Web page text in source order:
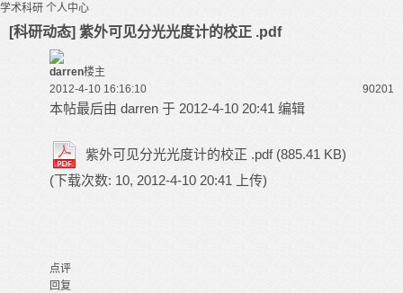
学术科研 个人中心
[科研动态] 紫外可见分光光度计的校正 .pdf
darren楼主
2012-4-10 16:16:10
90201
本帖最后由 darren 于 2012-4-10 20:41 编辑
紫外可见分光光度计的校正 .pdf (885.41 KB)
(下载次数: 10, 2012-4-10 20:41 上传)
点评
回复